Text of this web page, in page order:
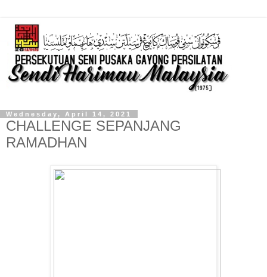
Wednesday, April 14, 2021
CHALLENGE SEPANJANG
RAMADHAN